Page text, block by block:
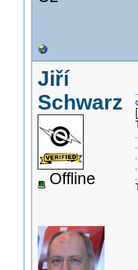
Jiří
Schwarz
Offline